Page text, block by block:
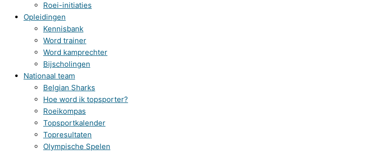
Roei-initiaties
Opleidingen
Kennisbank
Word trainer
Word kamprechter
Bijscholingen
Nationaal team
Belgian Sharks
Hoe word ik topsporter?
Roeikompas
Topsportkalender
Topresultaten
Olympische Spelen